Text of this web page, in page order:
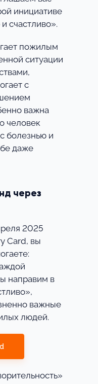
инициативе
счастливо».
пожилым
ситуации
с
важна
человек
болезнью и
даже
через
2025
Card, вы
направим в
важные
людей.